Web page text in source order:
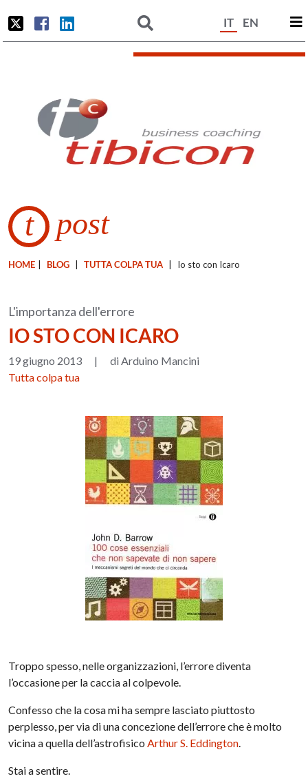
IT EN
t post
HOME BLOG TUTTA COLPA TUA Io sto con Icaro
L'importanza dell'errore
IO STO CON ICARO
19 giugno 2013 |
di Arduino Mancini
Tutta colpa tua
Troppo spesso, nelle organizzazioni, l’errore diventa
l’occasione per la caccia al colpevole.
Confesso che la cosa mi ha sempre lasciato piuttosto
perplesso, per via di una concezione dell’errore che è molto
vicina a quella dell’astrofisicoArthur S. Eddington.
Stai a sentire.